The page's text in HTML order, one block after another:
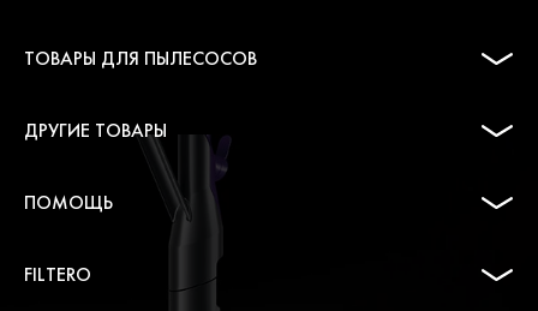
ТОВАРЫ ДЛЯ ПЫЛЕСОСОВ
ДРУГИЕ ТОВАРЫ
ПОМОЩЬ
FILTERO